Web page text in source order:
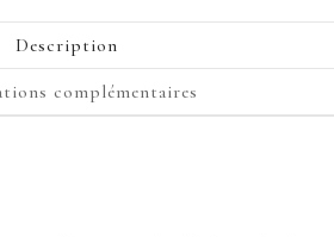
Description
complémentaires